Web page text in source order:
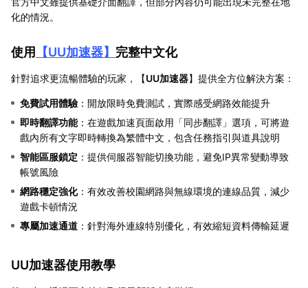
化的情況。
使用 【UU加速器】 完整中文化
針對追求更流暢體驗的玩家，【UU加速器】提供全方位解決方案：
免費試用體驗 ：開放限時免費測試，實際感受網路效能提升
即時翻譯功能：在遊戲加速頁面啟用「同步翻譯」選項，可將遊
戲內所有文字即時轉換為繁體中文，包含任務指引與道具說明
智能區服鎖定 ：提供伺服器智能切換功能，避免IP異常變動導致
帳號風險
網路穩定強化：有效改善校園網路與無線環境的連線品質，減少
遊戲卡頓情況
專屬加速通道 ：針對海外連線特別優化，有效縮短資料傳輸延遲
UU加速器使用教學